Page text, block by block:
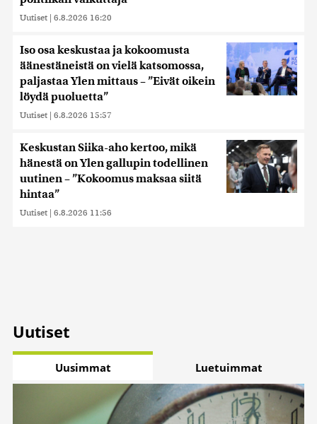
Uutiset | 6.8.2026 16:20
Iso osa keskustaa ja kokoomusta
äänestäneistä on vielä katsomossa,
paljastaa Ylen mittaus – ”Eivät oikein
löydä puoluetta”
Uutiset | 6.8.2026 15:57
Keskustan Siika-aho kertoo, mikä
hänestä on Ylen gallupin todellinen
uutinen – ”Kokoomus maksaa siitä
hintaa”
Uutiset | 6.8.2026 11:56
Uutiset
Uusimmat Luetuimmat